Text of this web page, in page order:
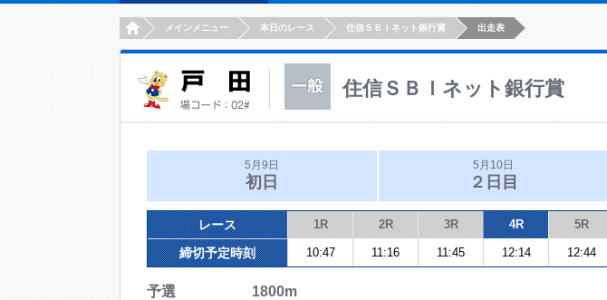
HOMEメインメニュー 本日のレース 住信ＳＢＩネット銀行賞 出走表
住信ＳＢＩネット銀行賞
5月9日
初日
5月10日
２日目
レース 1R 2R 3R 4R 5R
締切予定時刻 10:47 11:16 11:45 12:14 12:44
予選 1800m